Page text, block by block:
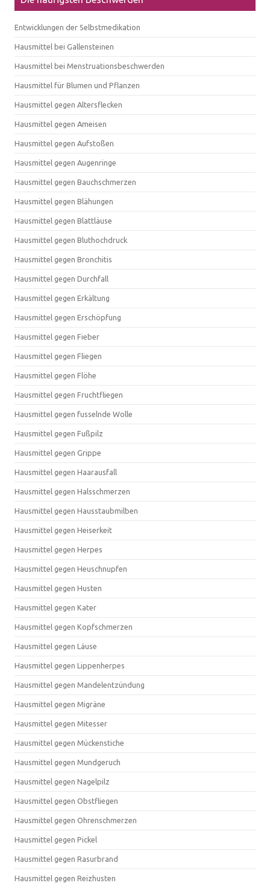
Entwicklungen der Selbstmedikation
Hausmittel bei Gallensteinen
Hausmittel bei Menstruationsbeschwerden
Hausmittel für Blumen und Pflanzen
Hausmittel gegen Altersflecken
Hausmittel gegen Ameisen
Hausmittel gegen Aufstoßen
Hausmittel gegen Augenringe
Hausmittel gegen Bauchschmerzen
Hausmittel gegen Blähungen
Hausmittel gegen Blattläuse
Hausmittel gegen Bluthochdruck
Hausmittel gegen Bronchitis
Hausmittel gegen Durchfall
Hausmittel gegen Erkältung
Hausmittel gegen Erschöpfung
Hausmittel gegen Fieber
Hausmittel gegen Fliegen
Hausmittel gegen Flöhe
Hausmittel gegen Fruchtfliegen
Hausmittel gegen fusselnde Wolle
Hausmittel gegen Fußpilz
Hausmittel gegen Grippe
Hausmittel gegen Haarausfall
Hausmittel gegen Halsschmerzen
Hausmittel gegen Hausstaubmilben
Hausmittel gegen Heiserkeit
Hausmittel gegen Herpes
Hausmittel gegen Heuschnupfen
Hausmittel gegen Husten
Hausmittel gegen Kater
Hausmittel gegen Kopfschmerzen
Hausmittel gegen Läuse
Hausmittel gegen Lippenherpes
Hausmittel gegen Mandelentzündung
Hausmittel gegen Migräne
Hausmittel gegen Mitesser
Hausmittel gegen Mückenstiche
Hausmittel gegen Mundgeruch
Hausmittel gegen Nagelpilz
Hausmittel gegen Obstfliegen
Hausmittel gegen Ohrenschmerzen
Hausmittel gegen Pickel
Hausmittel gegen Rasurbrand
Hausmittel gegen Reizhusten